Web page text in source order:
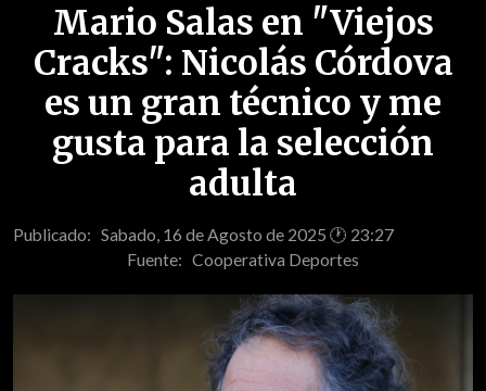
Mario Salas en "Viejos
Cracks": Nicolás Córdova
es un gran técnico y me
gusta para la selección
adulta
Publicado: Sabado, 16 de Agosto de 2025 🕐 23:27
Fuente: Cooperativa Deportes